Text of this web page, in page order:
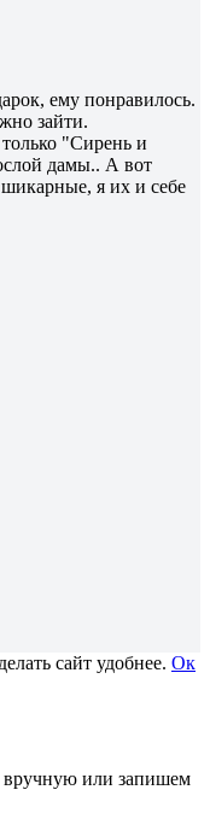
ему понравилось.
зайти.
"Сирень и
дамы.. А вот
я их и себе
сайт удобнее. Ок
или запишем